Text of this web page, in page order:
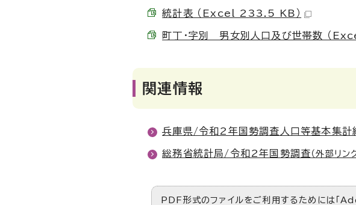
統計表 （Excel 233.5 KB）
町丁・字別 男女別人口及び世帯数 （
関連情報
兵庫県/令和2年国勢調査人口等基本集計
総務省統計局/令和2年国勢調査 （外部リン
PDF形式のファイルをご利用するためには